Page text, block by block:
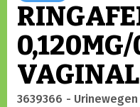
3639366 -